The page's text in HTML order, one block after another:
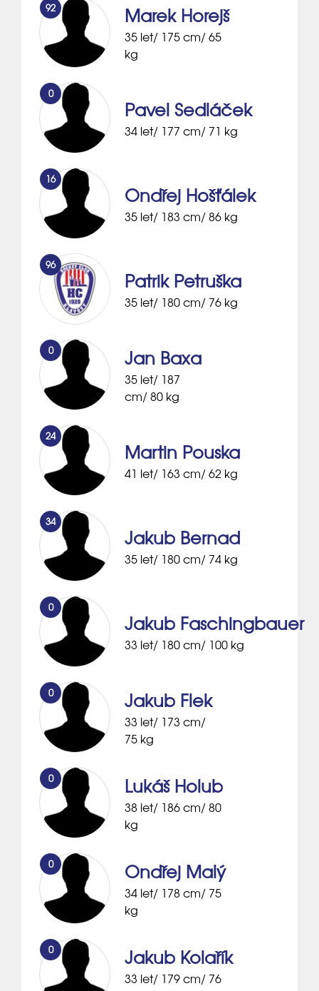
92 Marek Horejš
35 let/ 175 cm/ 65
kg
0
Pavel Sedláček
34 let/ 177 cm/ 71 kg
16
Ondřej Hošťálek
35 let/ 183 cm/ 86 kg
96
Patrik Petruška
35 let/ 180 cm/ 76 kg
0 Jan Baxa
35 let/ 187
cm/ 80 kg
24
Martin Pouska
41 let/ 163 cm/ 62 kg
34
Jakub Bernad
35 let/ 180 cm/ 74 kg
0
Jakub Faschingbauer
33 let/ 180 cm/ 100 kg
0 Jakub Flek
33 let/ 173 cm/
75 kg
0 Lukáš Holub
38 let/ 186 cm/ 80
kg
0 Ondřej Malý
34 let/ 178 cm/ 75
kg
0 Jakub Kolařík
33 let/ 179 cm/ 76